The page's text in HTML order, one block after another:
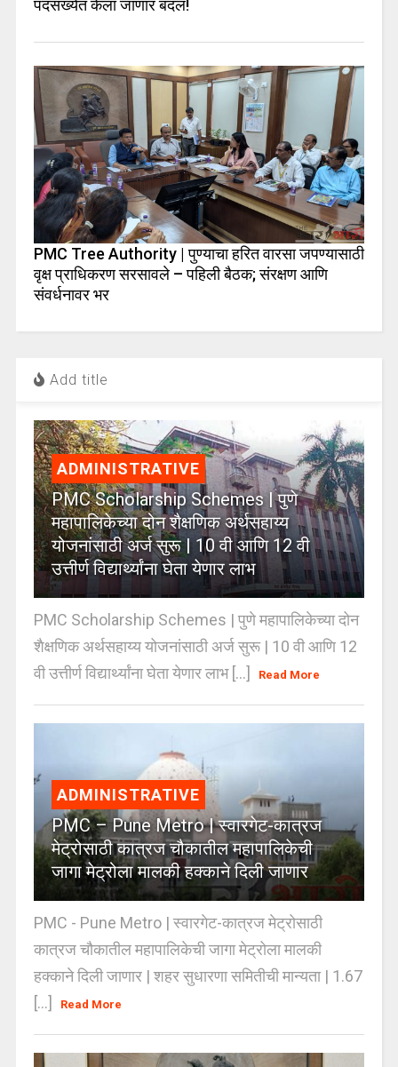
पदसंख्येत केला जाणार बदल!
PMC Tree Authority | पुण्याचा हरित वारसा जपण्यासाठी
वृक्ष प्राधिकरण सरसावले – पहिली बैठक; संरक्षण आणि
संवर्धनावर भर
Add title
ADMINISTRATIVE
PMC Scholarship Schemes | पुणे
महापालिकेच्या दोन शैक्षणिक अर्थसहाय्य
योजनांसाठी अर्ज सुरू | 10 वी आणि 12 वी
उत्तीर्ण विद्यार्थ्यांना घेता येणार लाभ
PMC Scholarship Schemes | पुणे महापालिकेच्या दोन
शैक्षणिक अर्थसहाय्य योजनांसाठी अर्ज सुरू | 10 वी आणि 12
वी उत्तीर्ण विद्यार्थ्यांना घेता येणार लाभ [...]
Read More
ADMINISTRATIVE
PMC – Pune Metro | स्वारगेट-कात्रज
मेट्रोसाठी कात्रज चौकातील महापालिकेची
जागा मेट्रोला मालकी हक्काने दिली जाणार
PMC - Pune Metro | स्वारगेट-कात्रज मेट्रोसाठी
कात्रज चौकातील महापालिकेची जागा मेट्रोला मालकी
हक्काने दिली जाणार | शहर सुधारणा समितीची मान्यता | 1.67
[...]
Read More